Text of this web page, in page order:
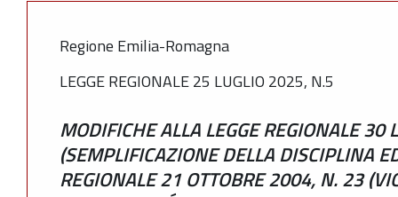
Regione Emilia-Romagna
LEGGE REGIONALE 25 LUGLIO 2025, N.5
MODIFICHE ALLA LEGGE REGIONALE
(SEMPLIFICAZIONE DELLA DISCIPLINA
REGIONALE 21 OTTOBRE 2004, N. 23